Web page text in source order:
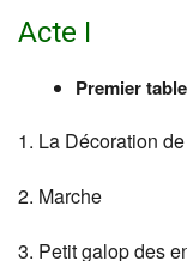
Acte I
Premier
1. La Décoration
2. Marche
3. Petit galop des